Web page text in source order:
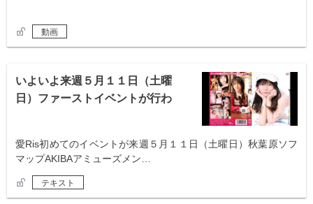
動画
いよいよ来週５月１１日（土曜
日）ファーストイベントが行わ
愛Ris初めてのイベントが来週５月１１日（土曜日）秋葉原ソフ
マップAKIBAアミューズメン…
テキスト